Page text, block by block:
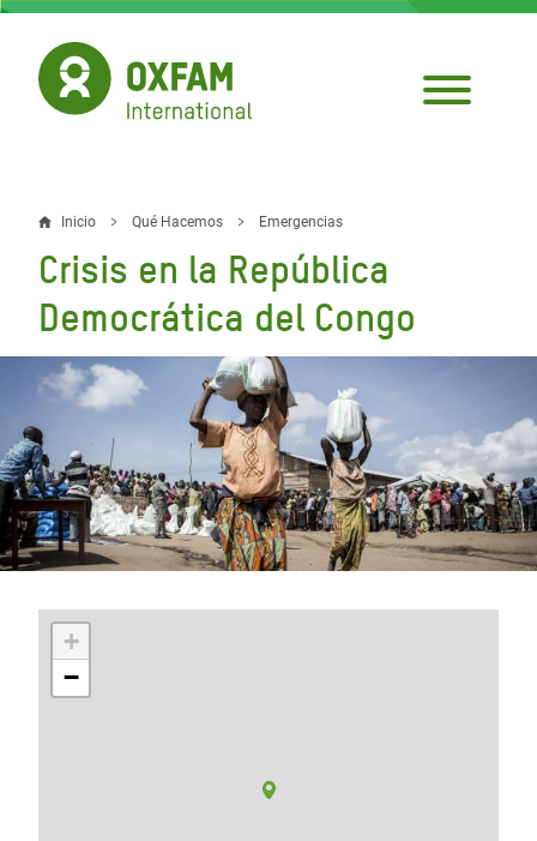
Pasar
contenido
principal
Sobrescribir
enlaces
de
ayuda
la
navegación
Inicio Qué Hacemos Emergencias
Crisis en la República
Democrática del Congo
+
−